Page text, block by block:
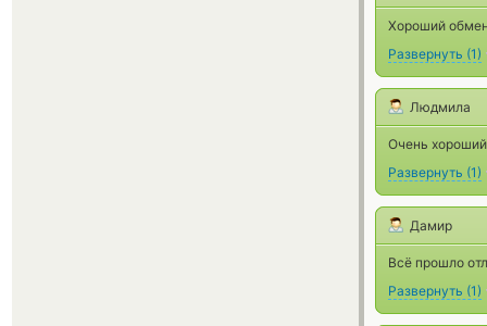
Хороший
Развернуть (1)
Людмила
Очень
Развернуть (1)
Дамир
Всё прошло
Развернуть (1)